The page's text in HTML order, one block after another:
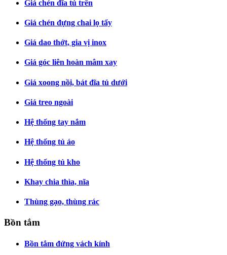
Giá chén đĩa tủ trên
Giá chén đựng chai lọ tẩy
Giá dao thớt, gia vị inox
Giá góc liên hoàn mâm xay
Giá xoong nồi, bát đĩa tủ dưới
Giá treo ngoài
Hệ thống tay nắm
Hệ thống tủ áo
Hệ thống tủ kho
Khay chia thìa, nĩa
Thùng gạo, thùng rác
Bồn tắm
Bồn tắm đứng vách kính